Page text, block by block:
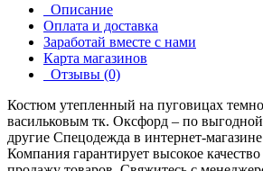
Описание
Оплата и доставка
Заработай вместе с нами
Карта магазинов
Отзывы (0)
Костюм утепленный на пуговицах темно
васильковым тк. Оксфорд – по
другие Спецодежда в интернет-
Компания гарантирует высокое